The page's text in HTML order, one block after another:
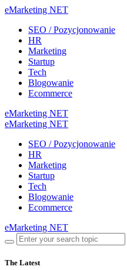
eMarketing NET
SEO / Pozycjonowanie
HR
Marketing
Startup
Tech
Blogowanie
Ecommerce
eMarketing NET
eMarketing NET
SEO / Pozycjonowanie
HR
Marketing
Startup
Tech
Blogowanie
Ecommerce
eMarketing NET
The Latest